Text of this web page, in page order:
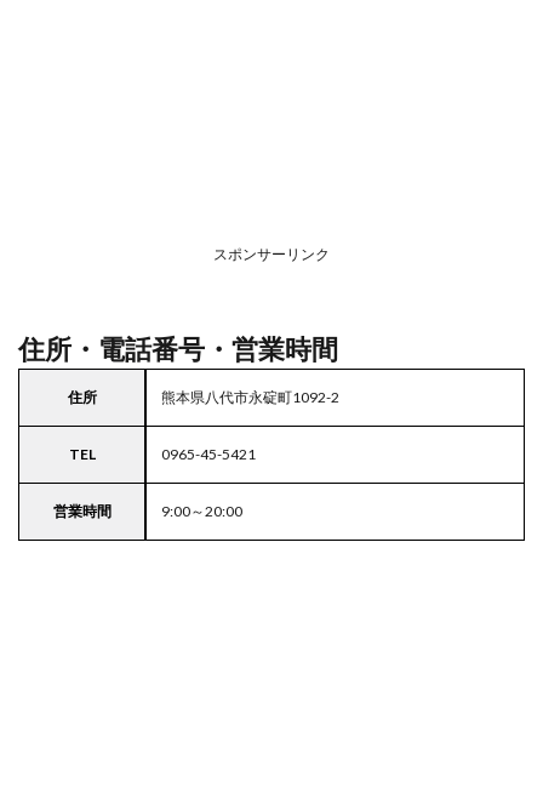
スポンサーリンク
住所・電話番号・営業時間
住所 熊本県八代市永碇町1092-2
TEL 0965-45-5421
営業時間 9:00～20:00